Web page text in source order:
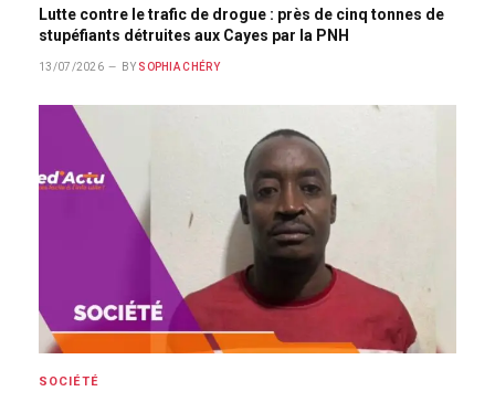
Lutte contre le trafic de drogue : près de cinq tonnes de
stupéfiants détruites aux Cayes par la PNH
13/07/2026 BY SOPHIA CHÉRY
SOCIÉTÉ